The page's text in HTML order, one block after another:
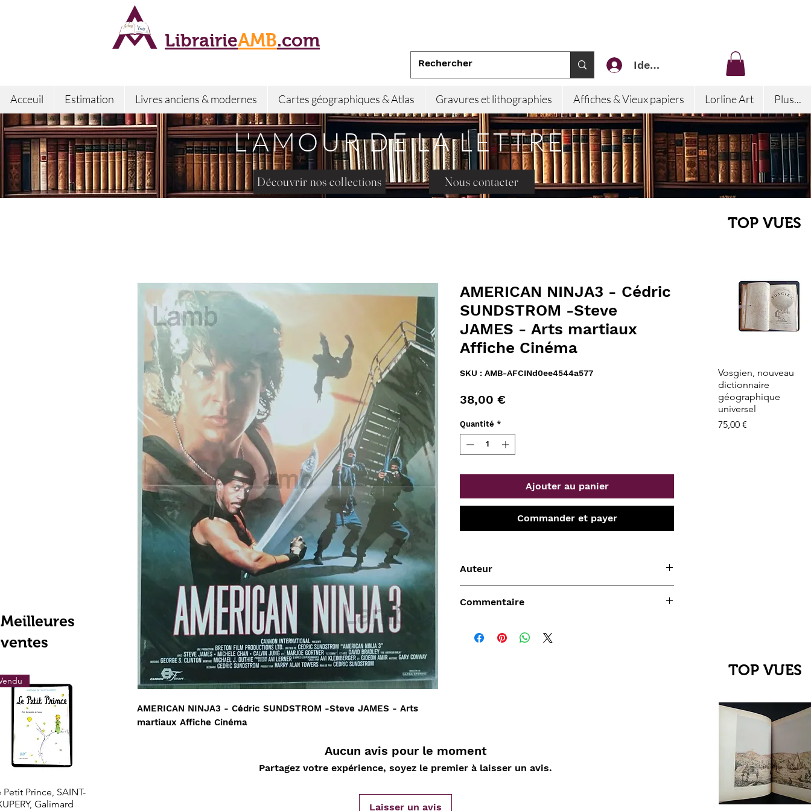
LibrairieAMB.com
Identifiez-vous
Acceuil Estimation Livres anciens & modernes Cartes géographiques & Atlas Gravures et lithographies Affiches & Vieux papiers Lorline Art Plus...
L'AMOUR DE LA LETTRE
Découvrir nos collections Nous contacter
AMERICAN NINJA3 - Cédric SUNDSTROM -Steve JAMES - Arts
martiaux Affiche Cinéma
AMERICAN NINJA3 - Cédric
SUNDSTROM -Steve
JAMES - Arts martiaux
Affiche Cinéma
SKU : AMB-AFCINd0ee4544a577
38,00 €Prix
Quantité *
Ajouter au panier
Commander et payer
Auteur
Commentaire
Aucun avis pour le moment
Partagez votre expérience, soyez le premier à laisser un avis.
Laisser un avis
TOP VUES
Aperçu rapide
Vosgien, nouveau
dictionnaire
géographique
universel
Prix
75,00 €
TOP VUES
Meilleures
ventes
Aperçu rapide
Petit Prince, SAINT-
Galimard
Vendu
Nature Morte aux
Vendu
Sahara, L'Epopée
Leclerc 1954-55, Map